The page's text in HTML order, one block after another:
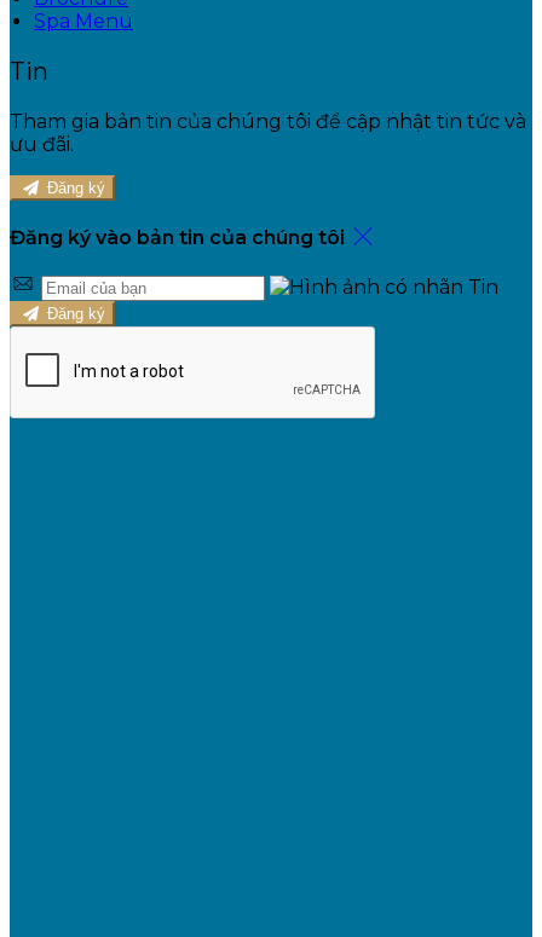
Spa Menu
Tin
Tham gia bản tin của chúng tôi để cập nhật tin tức và
ưu đãi.
Đăng ký
Đăng ký vào bản tin của chúng tôi
Đăng ký